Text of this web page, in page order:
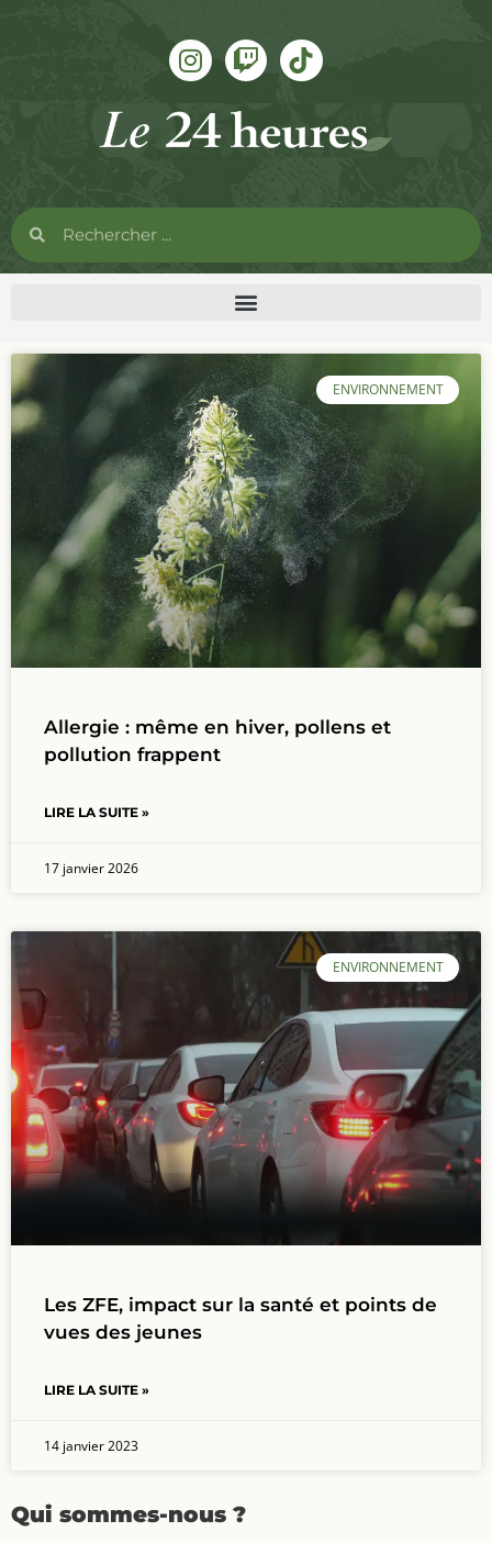
ENVIRONNEMENT
Allergie : même en hiver, pollens et
pollution frappent
LIRE LA SUITE »
17 janvier 2026
ENVIRONNEMENT
Les ZFE, impact sur la santé et points de
vues des jeunes
LIRE LA SUITE »
14 janvier 2023
Qui sommes-nous ?